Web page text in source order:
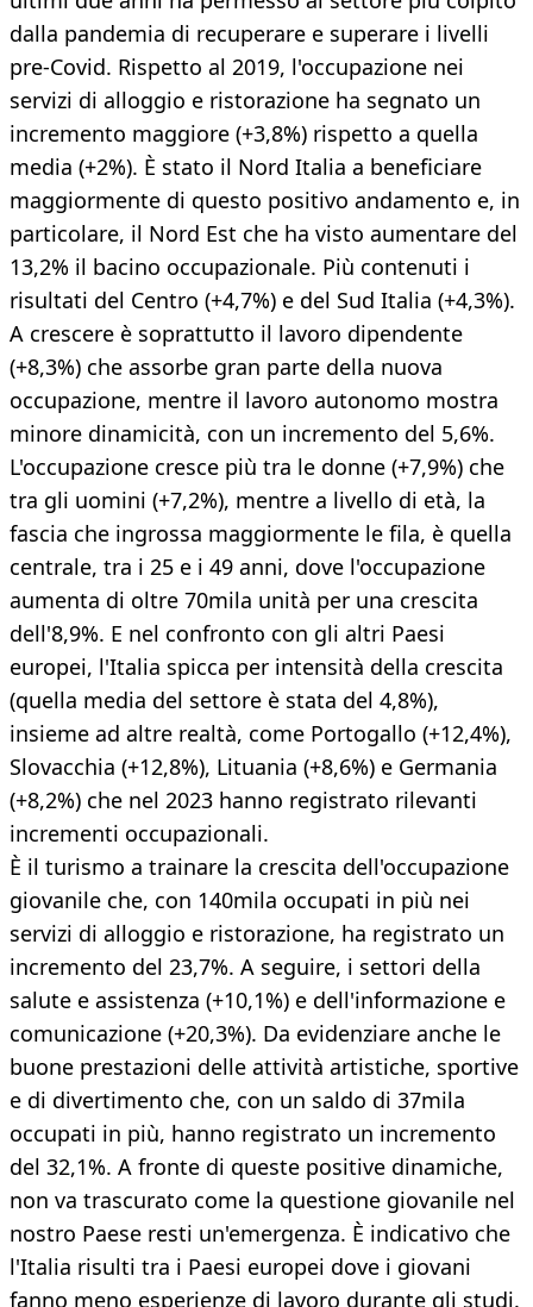
dalla pandemia di recuperare e superare i livelli
pre-Covid. Rispetto al 2019, l'occupazione nei
servizi di alloggio e ristorazione ha segnato un
incremento maggiore (+3,8%) rispetto a quella
media (+2%). È stato il Nord Italia a beneficiare
maggiormente di questo positivo andamento e, in
particolare, il Nord Est che ha visto aumentare del
13,2% il bacino occupazionale. Più contenuti i
risultati del Centro (+4,7%) e del Sud Italia (+4,3%).
A crescere è soprattutto il lavoro dipendente
(+8,3%) che assorbe gran parte della nuova
occupazione, mentre il lavoro autonomo mostra
minore dinamicità, con un incremento del 5,6%.
L'occupazione cresce più tra le donne (+7,9%) che
tra gli uomini (+7,2%), mentre a livello di età, la
fascia che ingrossa maggiormente le fila, è quella
centrale, tra i 25 e i 49 anni, dove l'occupazione
aumenta di oltre 70mila unità per una crescita
dell'8,9%. E nel confronto con gli altri Paesi
europei, l'Italia spicca per intensità della crescita
(quella media del settore è stata del 4,8%),
insieme ad altre realtà, come Portogallo (+12,4%),
Slovacchia (+12,8%), Lituania (+8,6%) e Germania
(+8,2%) che nel 2023 hanno registrato rilevanti
incrementi occupazionali.
È il turismo a trainare la crescita dell'occupazione
giovanile che, con 140mila occupati in più nei
servizi di alloggio e ristorazione, ha registrato un
incremento del 23,7%. A seguire, i settori della
salute e assistenza (+10,1%) e dell'informazione e
comunicazione (+20,3%). Da evidenziare anche le
buone prestazioni delle attività artistiche, sportive
e di divertimento che, con un saldo di 37mila
occupati in più, hanno registrato un incremento
del 32,1%. A fronte di queste positive dinamiche,
non va trascurato come la questione giovanile nel
nostro Paese resti un'emergenza. È indicativo che
l'Italia risulti tra i Paesi europei dove i giovani
fanno meno esperienze di lavoro durante gli studi.